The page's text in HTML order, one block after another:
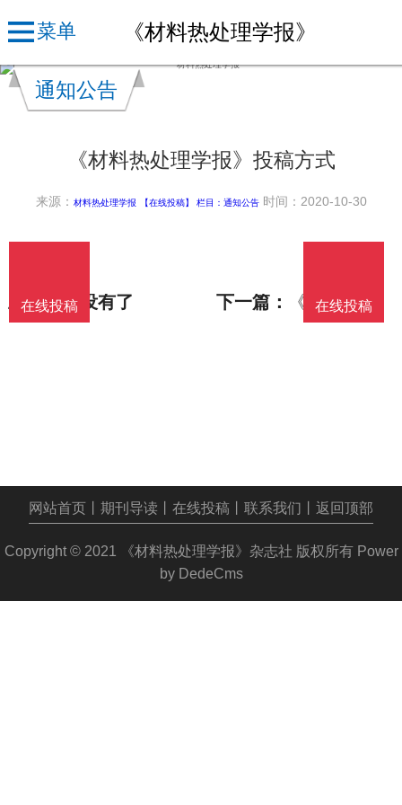
菜单 《材料热处理学报》
通知公告
《材料热处理学报》投稿方式
来源： 材料热处理学报 【在线投稿】 栏目： 通知公告时间：2020-10-30
上一篇：没有了 下一篇： 《材料热处理学报》数据库收录影响力
网站首页 期刊导读 在线投稿 联系我们 返回顶部
Copyright © 2021 《材料热处理学报》杂志社 版权所有 Power
by DedeCms
在线投稿
在线投稿